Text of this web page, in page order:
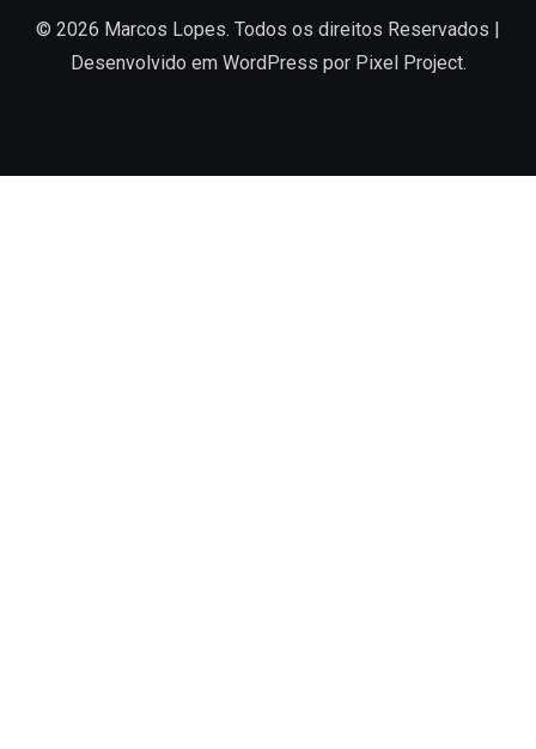
© 2026 Marcos Lopes. Todos os direitos Reservados |
Desenvolvido em WordPress por Pixel Project.